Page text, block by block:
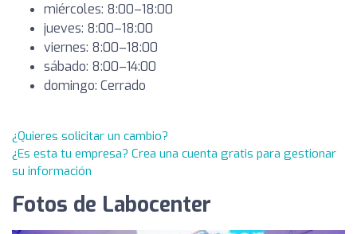
miércoles: 8:00–18:00
jueves: 8:00–18:00
viernes: 8:00–18:00
sábado: 8:00–14:00
domingo: Cerrado
¿Quieres solicitar un cambio?
¿Es esta tu empresa? Crea una cuenta gratis para gestionar
su información
Fotos de Labocenter